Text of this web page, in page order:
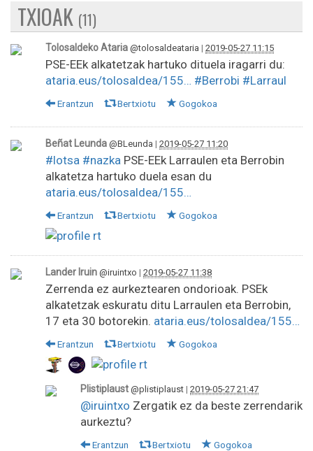
TXIOAK (11)
Tolosaldeko Ataria @tolosaldeataria | 2019-05-27 11:15
PSE-EEk alkatetzak hartuko dituela iragarri du:
ataria.eus/tolosaldea/155… #Berrobi #Larraul
Erantzun Bertxiotu Gogokoa
Beñat Leunda @BLeunda | 2019-05-27 11:20
#lotsa #nazka PSE-EEk Larraulen eta Berrobin
alkatetza hartuko duela esan du
ataria.eus/tolosaldea/155…
Erantzun Bertxiotu Gogokoa
Lander Iruin @iruintxo | 2019-05-27 11:38
Zerrenda ez aurkeztearen ondorioak. PSEk
alkatetzak eskuratu ditu Larraulen eta Berrobin,
17 eta 30 botorekin. ataria.eus/tolosaldea/155…
Erantzun Bertxiotu Gogokoa
Plistiplaust @plistiplaust | 2019-05-27 21:47
@iruintxo Zergatik ez da beste zerrendarik
aurkeztu?
Erantzun Bertxiotu Gogokoa